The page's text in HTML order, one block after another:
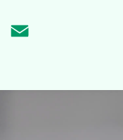
PINTEREST